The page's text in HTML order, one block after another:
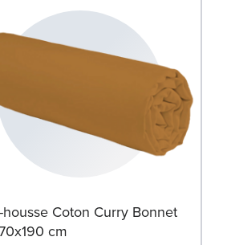
housse Coton Curry Bonnet
cm